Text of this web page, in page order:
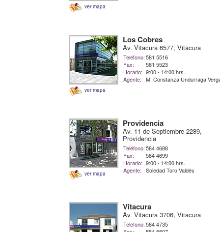
ver mapa
ver mapa
Los Cobres
Av. Vitacura 6577, Vitacura
Teléfono:581 5516
Fax:
581 5523
Horario: 9:00 - 14:00 hrs.
Agente:
M. Constanza Undurraga
ver mapa
Providencia
Av. 11 de Septiembre 2289,
Providencia
Teléfono:584 4688
Fax:
584 4699
Horario: 9:00 - 14:00 hrs.
Agente:
Soledad Toro Valdés
Vitacura
Av. Vitacura 3706, Vitacura
Teléfono:584 4735